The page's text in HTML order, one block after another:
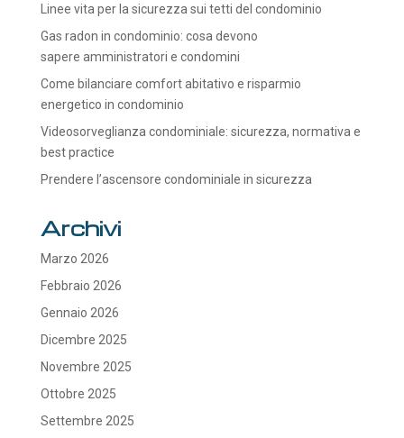
Linee vita per la sicurezza sui tetti del condominio
Gas radon in condominio: cosa devono
sapere amministratori e condomini
Come bilanciare comfort abitativo e risparmio
energetico in condominio
Videosorveglianza condominiale: sicurezza, normativa e
best practice
Prendere l’ascensore condominiale in sicurezza
Archivi
Marzo 2026
Febbraio 2026
Gennaio 2026
Dicembre 2025
Novembre 2025
Ottobre 2025
Settembre 2025